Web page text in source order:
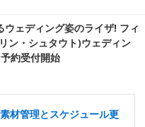
ェディング姿のライザ! フィ
ン・シュタウト)ウェディン
約受付開始
材管理とスケジュール更